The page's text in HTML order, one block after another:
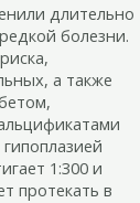
длительно
болезни.
а также
1:300 и
протекать в